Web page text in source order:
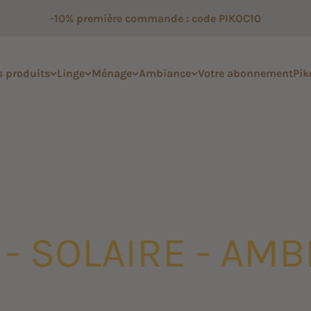
-10% première commande : code PIKOC10
produits Linge Ménage Ambiance Votre abonnement
- AMBRÉ